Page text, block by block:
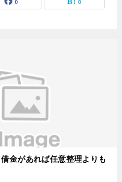
0 0
金があれば任意整理よりも